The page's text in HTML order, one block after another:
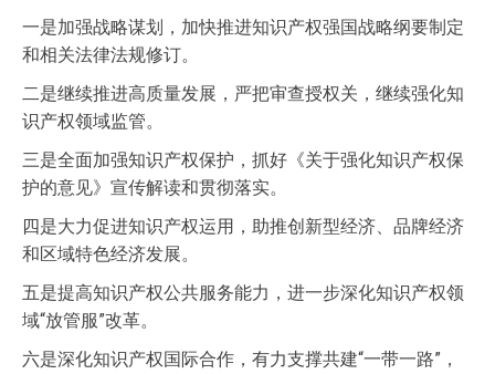
一是加强战略谋划，加快推进知识产权强国战略纲要制定
和相关法律法规修订。
二是继续推进高质量发展，严把审查授权关，继续强化知
识产权领域监管。
三是全面加强知识产权保护，抓好《关于强化知识产权保
护的意见》宣传解读和贯彻落实。
四是大力促进知识产权运用，助推创新型经济、品牌经济
和区域特色经济发展。
五是提高知识产权公共服务能力，进一步深化知识产权领
域“放管服”改革。
六是深化知识产权国际合作，有力支撑共建“一带一路”，